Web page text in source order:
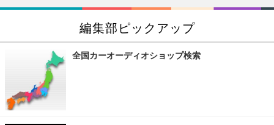
編集部ピックアップ
全国カーオーディオショップ検索